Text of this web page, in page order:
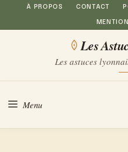
Aller
au
À PROPOS CONTACT
Les
Les astuces
Menu